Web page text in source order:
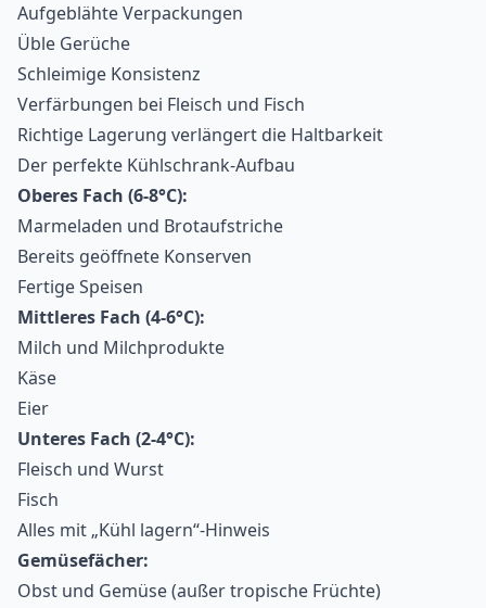
Aufgeblähte Verpackungen
Üble Gerüche
Schleimige Konsistenz
Verfärbungen bei Fleisch und Fisch
Richtige Lagerung verlängert die Haltbarkeit
Der perfekte Kühlschrank-Aufbau
Oberes Fach (6-8°C):
Marmeladen und Brotaufstriche
Bereits geöffnete Konserven
Fertige Speisen
Mittleres Fach (4-6°C):
Milch und Milchprodukte
Käse
Eier
Unteres Fach (2-4°C):
Fleisch und Wurst
Fisch
Alles mit „Kühl lagern“-Hinweis
Gemüsefächer:
Obst und Gemüse (außer tropische Früchte)